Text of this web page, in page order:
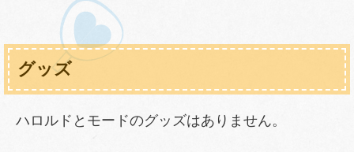
グッズ
ハロルドとモードのグッズはありません。